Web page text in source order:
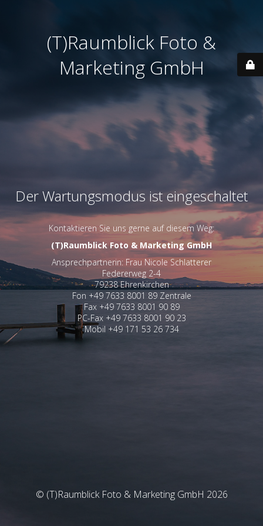
(T)Raumblick Foto &
Marketing GmbH
Der Wartungsmodus ist eingeschaltet
Kontaktieren Sie uns gerne auf diesem Weg:
(T)Raumblick Foto & Marketing GmbH
Ansprechpartnerin: Frau Nicole Schlatterer
Federerweg 2-4
79238 Ehrenkirchen
Fon +49 7633 8001 89 Zentrale
Fax +49 7633 8001 90 89
PC-Fax +49 7633 8001 90 23
Mobil +49 171 53 26 734
© (T)Raumblick Foto & Marketing GmbH 2026